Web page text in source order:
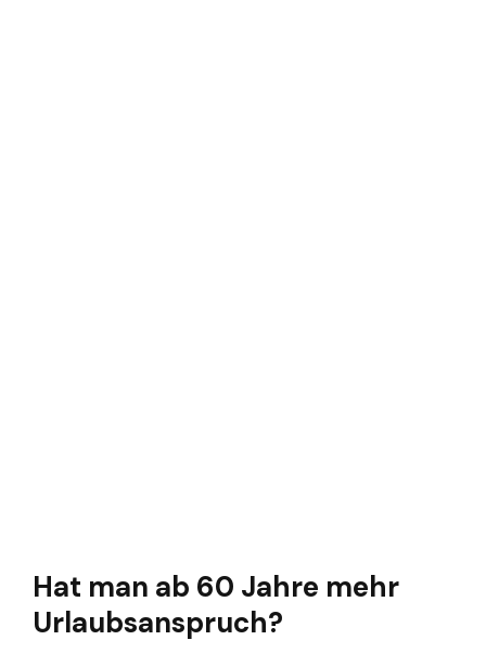
Hat man ab 60 Jahre mehr
Urlaubsanspruch?